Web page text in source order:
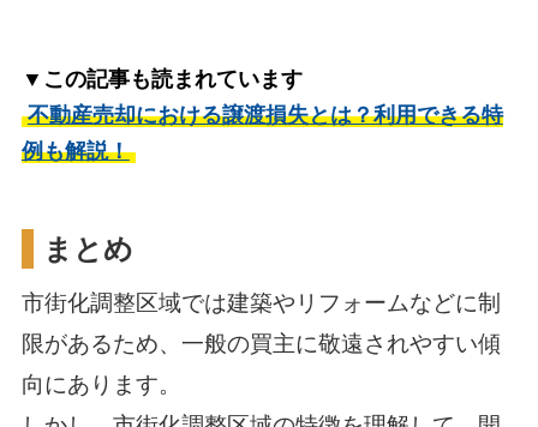
▼この記事も読まれています
不動産売却における譲渡損失とは？利用できる特
例も解説！
まとめ
市街化調整区域では建築やリフォームなどに制
限があるため、一般の買主に敬遠されやすい傾
向にあります。